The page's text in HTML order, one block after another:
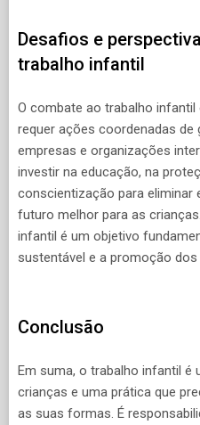
Desafios e
trabalho infantil
O combate ao trabalho
requer ações coordenadas de
empresas e organizações
investir na educação, na
conscientização para eliminar
futuro melhor para as
infantil é um objetivo
sustentável e a promoção
Conclusão
Em suma, o trabalho infantil é
crianças e uma prática que
as suas formas. É